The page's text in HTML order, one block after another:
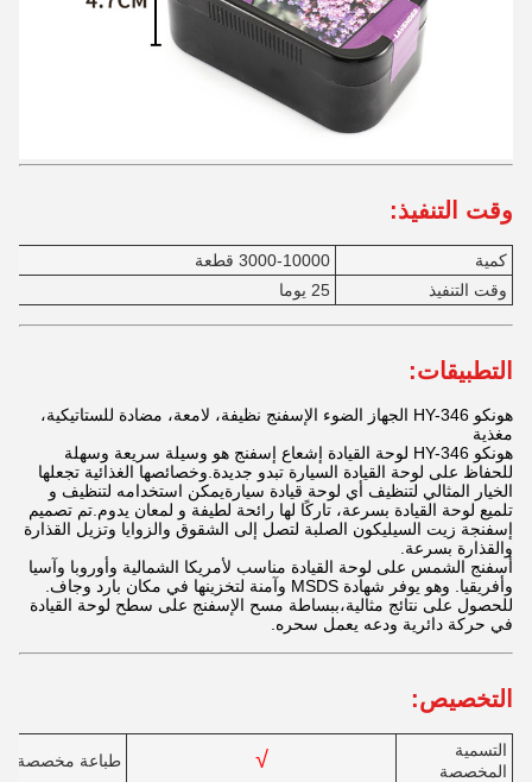
وقت التنفيذ:
كمية
3000-10000 قطعة
وقت التنفيذ
25 يوما
التطبيقات:
هونكو HY-346 الجهاز الضوء الإسفنج نظيفة، لامعة، مضادة للستاتيكية،
مغذية
هونكو HY-346 لوحة القيادة إشعاع إسفنج هو وسيلة سريعة وسهلة
للحفاظ على لوحة القيادة السيارة تبدو جديدة.وخصائصها الغذائية تجعلها
الخيار المثالي لتنظيف أي لوحة قيادة سيارةيمكن استخدامه لتنظيف و
تلميع لوحة القيادة بسرعة، تاركًا لها رائحة لطيفة و لمعان يدوم.تم تصميم
إسفنجة زيت السيليكون الصلبة لتصل إلى الشقوق والزوايا وتزيل القذارة
والقذارة بسرعة.
أسفنج الشمس على لوحة القيادة مناسب لأمريكا الشمالية وأوروبا وآسيا
وأفريقيا. وهو يوفر شهادة MSDS وآمنة لتخزينها في مكان بارد وجاف.
للحصول على نتائج مثالية،ببساطة مسح الإسفنج على سطح لوحة القيادة
في حركة دائرية ودعه يعمل سحره.
التخصيص:
التسمية
المخصصة
√ طباعة مخصصة